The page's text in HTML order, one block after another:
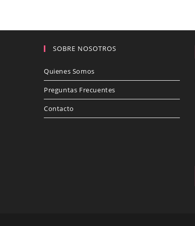
SOBRE NOSOTROS
Quienes Somos
Preguntas Frecuentes
Contacto